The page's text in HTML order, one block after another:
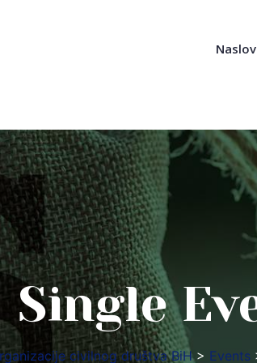
Single
civilnog društva BiH> Events